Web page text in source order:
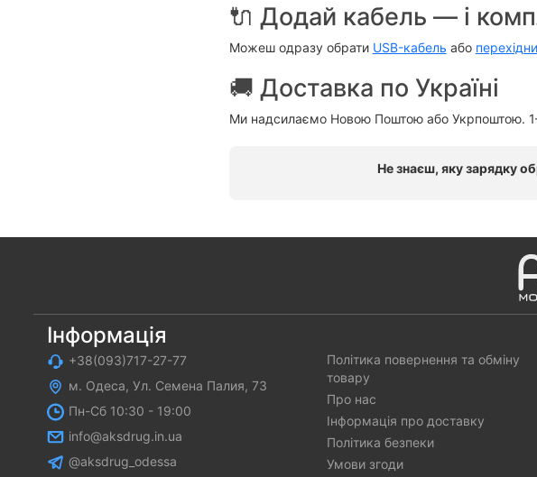
🔌 Додай кабель — і
Можеш одразу обрати USB-кабель або
🚚 Доставка по Україні
Ми надсилаємо Новою Поштою або Укрпоштою.
Не знаєш, яку зарядку
Інформація
+38(093)717-27-77
м. Одеса, Ул. Семена Палия, 73
Пн-Cб 10:30 - 19:00
info@aksdrug.in.ua
@aksdrug_odessa
Політика повернення та обміну
товару
Про нас
Інформація про доставку
Політика безпеки
Умови згоди